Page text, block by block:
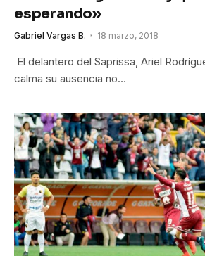
esperando»
Gabriel Vargas B. 18 marzo, 2018
El delantero del Saprissa, Ariel
calma su ausencia no…